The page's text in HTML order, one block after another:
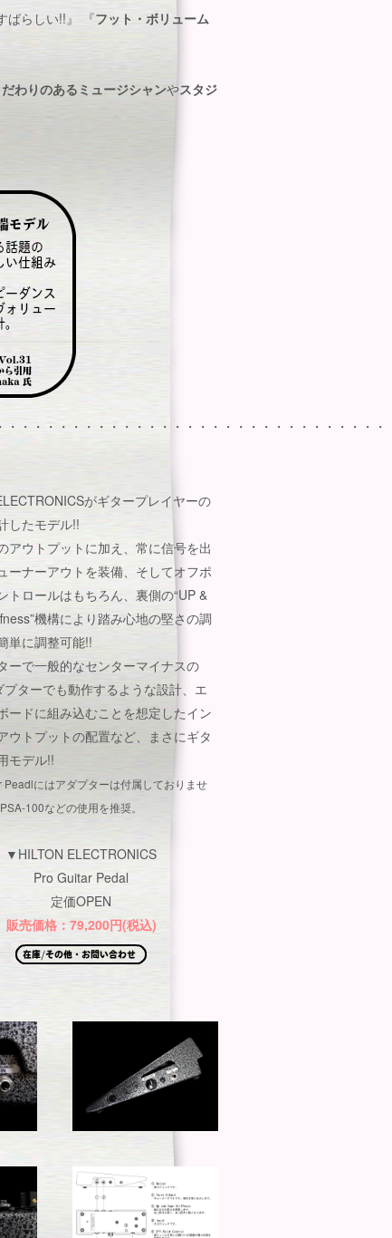
ばらしい!!』 『フット・ボリューム
わりのある ミュージシャンやスタジ
・・・・・・・・・・・・・・・・・・・・・・・・・・・
がギタープレイヤーの
したモデル!!
アウトプットに加え、常に信号を出
ーナーアウトを装備、そしてオフポ
トロールはもちろん、裏側の“UP &
機構により踏み心地の堅さの調
単に調整可能!!
ーで一般的なセンターマイナスの
プターでも動作するような設計、エ
ードに組み込むことを想定したイン
ウトプットの配置など、まさにギタ
モデル!!
Peadlにはアダプターは付属しておりませ
100などの使用を推奨。
▼HILTON ELECTRONICS
Pro Guitar Pedal
定価OPEN
販売価格：79,200円(税込)